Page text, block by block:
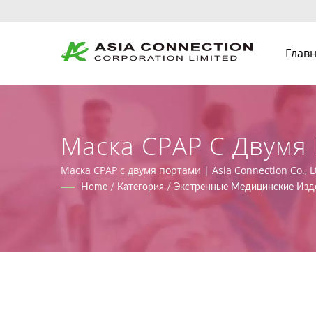
Маска CPAP С
Ручные
Маска CPAP с двумя портами | Asia Connection Co.,
сертификатами ISO 9001, ISO 13485 и CE в
Home / Категория / Экстренные Медицинские